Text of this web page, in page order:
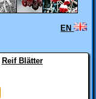
EN
Reif Blätter